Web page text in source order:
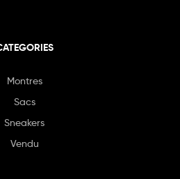
Montres
Sacs
Sneakers
Vendu